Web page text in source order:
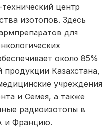
центр
изотопов. Здесь
для
около 85%
Казахстана,
учреждения
и Семея, а также
радиоизотопы в
и Францию.